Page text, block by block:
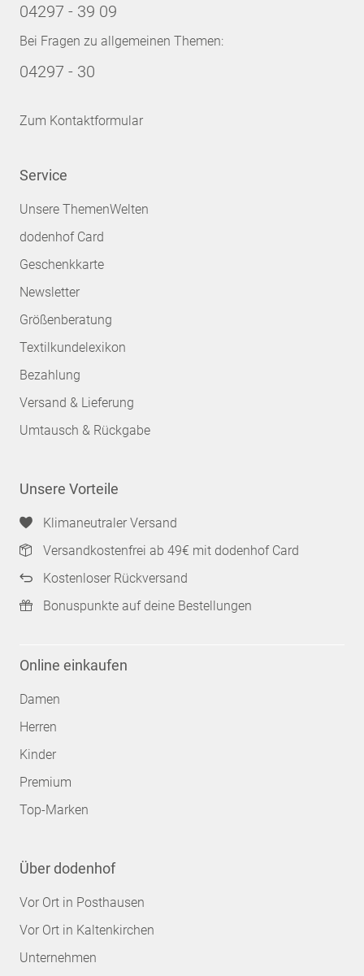
04297 - 39 09
Bei Fragen zu allgemeinen Themen:
04297 - 30
Zum Kontaktformular
Service
Unsere ThemenWelten
dodenhof Card
Geschenkkarte
Newsletter
Größenberatung
Textilkundelexikon
Bezahlung
Versand & Lieferung
Umtausch & Rückgabe
Unsere Vorteile
Klimaneutraler Versand
Versandkostenfrei ab 49€ mit dodenhof Card
Kostenloser Rückversand
Bonuspunkte auf deine Bestellungen
Online einkaufen
Damen
Herren
Kinder
Premium
Top-Marken
Über dodenhof
Vor Ort in Posthausen
Vor Ort in Kaltenkirchen
Unternehmen